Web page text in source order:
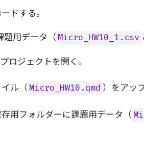
ドする。
題用データ（ Micro_HW10_1.csv
ロジェクトを開く。
ル（ Micro_HW10.qmd ）をアッ
用フォルダーに課題用データ（